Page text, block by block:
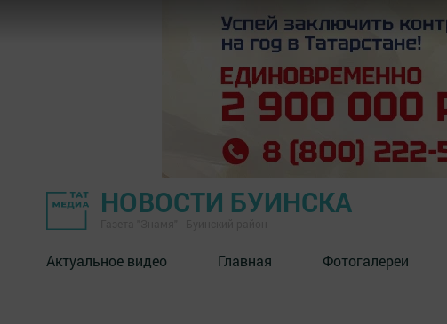
НОВОСТИ БУИНСКА
Актуальное видео Главная Фотогалереи